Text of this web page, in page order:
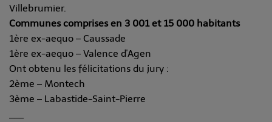
Villebrumier.
Communes comprises en 3 001 et 15 000 habitants
1ère ex-aequo – Caussade
1ère ex-aequo – Valence d'Agen
Ont obtenu les félicitations du jury :
2ème – Montech
3ème – Labastide-Saint-Pierre